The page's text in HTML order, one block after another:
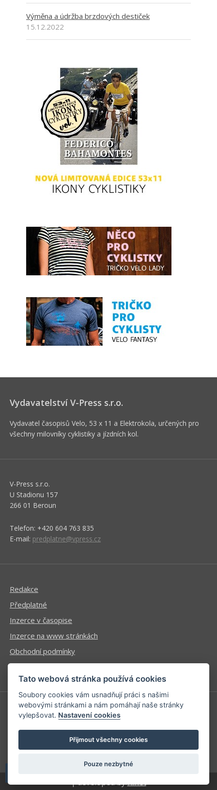
Výměna a údržba brzdových destiček
15.12.2022
Vydavatelství V-Press s.r.o.
Vydavatel časopisů Velo, 53 x 11 a Elektrokola, určených pro
všechny milovníky cyklistiky a jízdních kol.
V-Press s.r.o.
U Stadionu 157
266 01 Beroun
Telefon: +420 604 763 835
E-mail: predplatne@vpress.cz
Redakce
Předplatné
Inzerce v časopise
Inzerce na www stránkách
Obchodní podmínky
Ochrana osobních údajů
Příhlášení | Registrace
Kontaktní informace
Mapa stránek
| developed byKinet
Tato webová stránka používá cookies
Soubory cookies vám usnadňují práci s našimi
webovými stránkami a nám pomáhají naše stránky
vylepšovat. Nastavení cookies
Přijmout všechny cookies
Pouze nezbytné